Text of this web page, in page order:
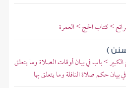
> كتاب الحج > العمرة
)
> باب في بيان أوقات الصلاة وما يتعلق
حكم صلاة النافلة وما يتعلق بها